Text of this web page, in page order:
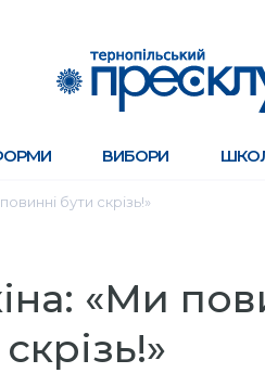
ВИБОРИ
бути скрізь!»
«Ми
скрізь!»